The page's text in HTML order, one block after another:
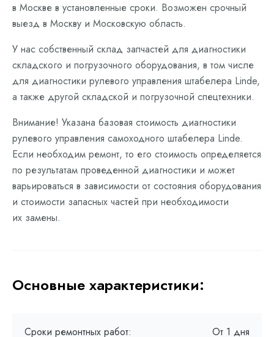
в Москве в установленные сроки. Возможен срочный
выезд в Москву и Московскую область.
У нас собственный склад запчастей для диагностики
складского и погрузочного оборудования, в том числе
для диагностики рулевого управления штабелера Linde,
а также другой складской и погрузочной спецтехники.
Внимание! Указана базовая стоимость диагностики
рулевого управления самоходного штабелера Linde.
Если необходим ремонт, то его стоимость определяется
по результатам проведенной диагностики и может
варьироваться в зависимости от состояния оборудования
и стоимости запасных частей при необходимости
их замены.
Основные характеристики:
Сроки ремонтных работ: От 1 дня